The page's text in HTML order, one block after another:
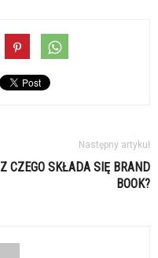
Następny artykuł
Z CZEGO SKŁADA SIĘ BRAND
BOOK?